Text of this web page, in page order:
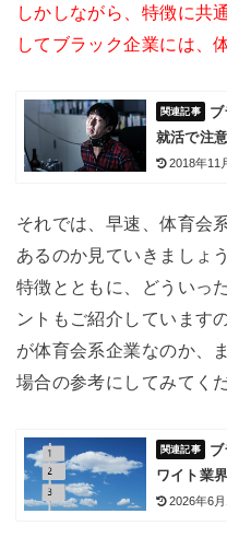
しかしながら、特徴に共
してブラック企業には、
就活で注
2018年11
それでは、早速、体育会
あるのか見ていきましょう
特徴とともに、どういっ
ントもご紹介しています
が体育会系企業なのか、
場合の参考にしてみてく
ワイト業
2026年6月